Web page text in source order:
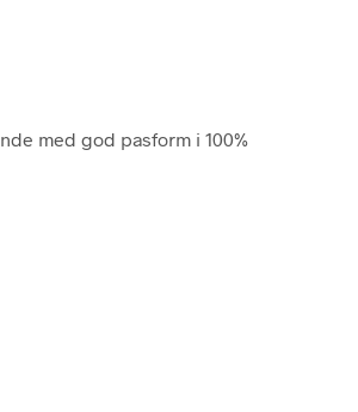
med god pasform i 100%